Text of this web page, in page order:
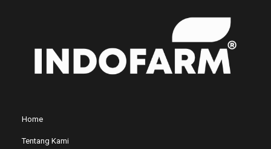
Home
Tentang Kami